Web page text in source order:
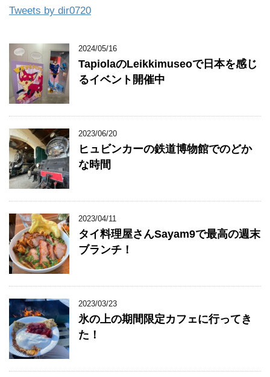
Tweets by dir0720
2024/05/16
TapiolaのLeikkimuseoで日本を感じ
るイベント開催中
2023/06/20
ヒュビンカーの鉄道博物館でのどか
な時間
2023/04/11
タイ料理屋さんSayam9で最高の週末
ブランチ！
2023/03/23
氷の上の期間限定カフェに行ってき
た！